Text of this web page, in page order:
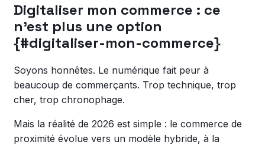
Digitaliser mon commerce : ce
n'est plus une option
{#digitaliser-mon-commerce}
Soyons honnêtes. Le numérique fait peur à
beaucoup de commerçants. Trop technique, trop
cher, trop chronophage.
Mais la réalité de 2026 est simple : le commerce de
proximité évolue vers un modèle hybride, à la